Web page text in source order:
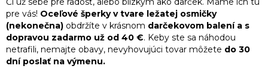
pre vás! Oceľové šperky v tvare ležatej osmičky
(nekonečna) obdržíte v krásnom darčekovom balení a s
dopravou zadarmo už od 40 €. Keby ste sa náhodou
netrafili, nemajte obavy, nevyhovujúci tovar môžete do 30
dní poslať na výmenu.